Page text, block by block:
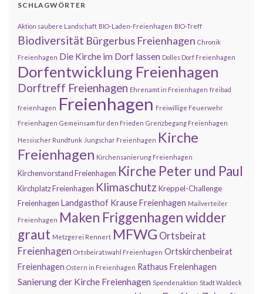
SCHLAGWÖRTER
Aktion saubere Landschaft BIO-Laden-Freienhagen BIO-Treff
Biodiversität Bürgerbus Freienhagen Chronik
Freienhagen Die Kirche im Dorf lassen Dolles Dorf Freienhagen
Dorfentwicklung Freienhagen
Dorftreff Freienhagen Ehrenamt in Freienhagen freibad
freienhagen Freienhagen Freiwillige Feuerwehr
Freienhagen Gemeinsam für den Frieden Grenzbegang Freienhagen
Hessischer Rundfunk Jungschar Freienhagen Kirche
Freienhagen Kirchensanierung Freienhagen
Kirchenvorstand Freienhagen Kirche Peter und Paul
Kirchplatz Freienhagen Klimaschutz Kreppel-Challenge
Freienhagen Landgasthof Krause Freienhagen Mailverteiler
Freienhagen Maken Friggenhagen widder
graut Metzgerei Rennert MFWG Ortsbeirat
Freienhagen Ortsbeiratswahl Freienhagen Ortskirchenbeirat
Freienhagen Ostern in Freienhagen Rathaus Freienhagen
Sanierung der Kirche Freienhagen Spendenaktion Stadt Waldeck